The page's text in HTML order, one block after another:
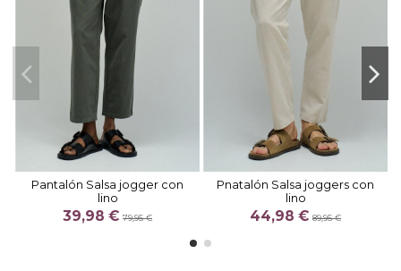
Pantalón Salsa jogger con
lino
39,98 € 79,95 €
Pnatalón Salsa joggers con
lino
44,98 € 89,95 €